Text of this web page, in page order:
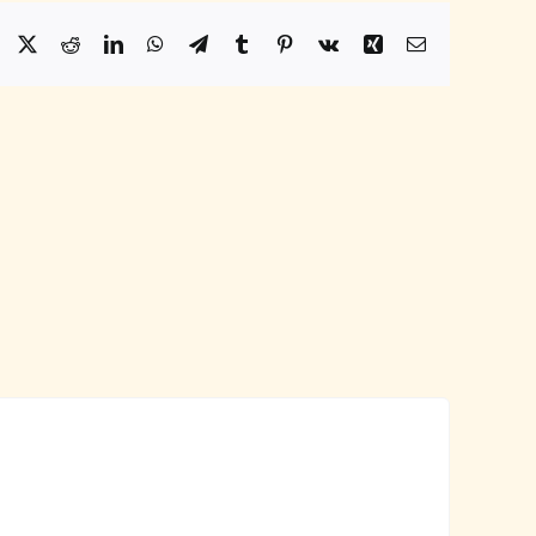
Facebook
X RedditLinkedInWhatsApp
TelegramTumblr Pinterest
Vk Xing Email